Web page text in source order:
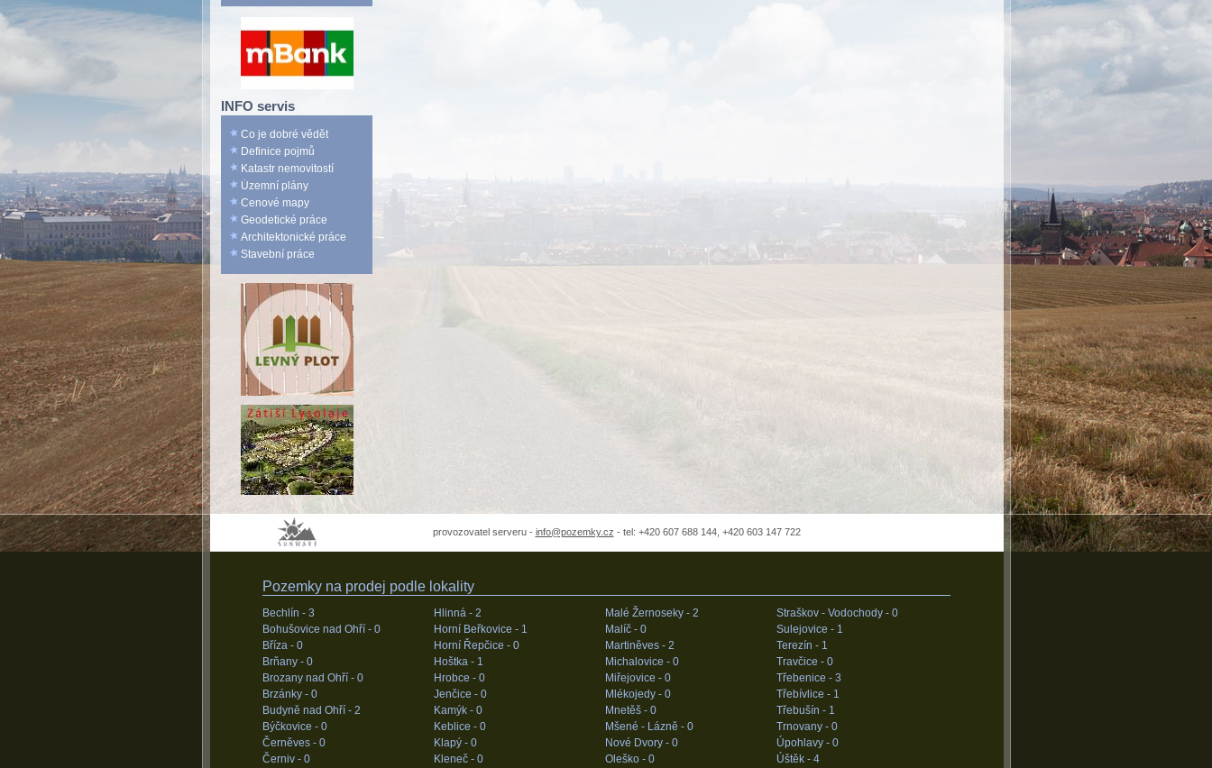
INFO servis
Co je dobré vědět
Definice pojmů
Katastr nemovitostí
Územní plány
Cenové mapy
Geodetické práce
Architektonické práce
Stavební práce
provozovatel serveru - info@pozemky.cz - tel: +420 607 688 144, +420 603 147 722
Pozemky na prodej podle lokality
Bechlín - 3
Bohušovice nad Ohří - 0
Bříza - 0
Brňany - 0
Brozany nad Ohří - 0
Brzánky - 0
Budyně nad Ohří - 2
Býčkovice - 0
Černěves - 0
Černiv - 0
Hlinná - 2
Horní Beřkovice - 1
Horní Řepčice - 0
Hoštka - 1
Hrobce - 0
Jenčice - 0
Kamýk - 0
Keblice - 0
Klapý - 0
Kleneč - 0
Malé Žernoseky - 2
Malíč - 0
Martiněves - 2
Michalovice - 0
Miřejovice - 0
Mlékojedy - 0
Mnetěš - 0
Mšené - Lázně - 0
Nové Dvory - 0
Oleško - 0
Straškov - Vodochody - 0
Sulejovice - 1
Terezín - 1
Travčice - 0
Třebenice - 3
Třebívlice - 1
Třebušín - 1
Trnovany - 0
Úpohlavy - 0
Úštěk - 4